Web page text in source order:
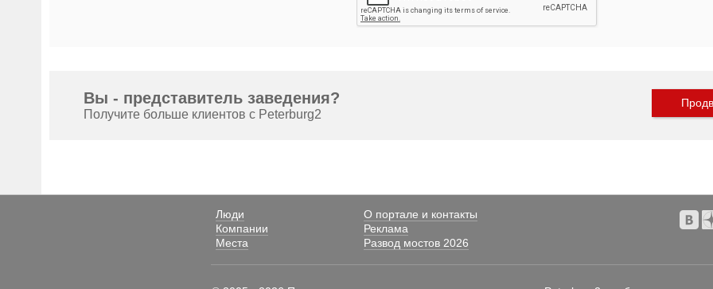
Вы - представитель заведения?
Получите больше клиентов с Peterburg2
Люди
О портале и контакты
Компании
Реклама
Места
Развод мостов 2026